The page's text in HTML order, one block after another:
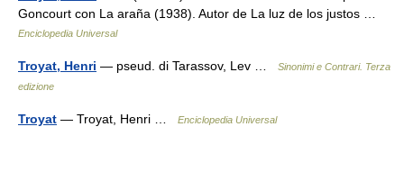
Goncourt con La araña (1938). Autor de La luz de los justos …
Enciclopedia Universal
Troyat, Henri — pseud. di Tarassov, Lev …
Sinonimi e Contrari. Terza
edizione
Troyat — Troyat, Henri … Enciclopedia Universal